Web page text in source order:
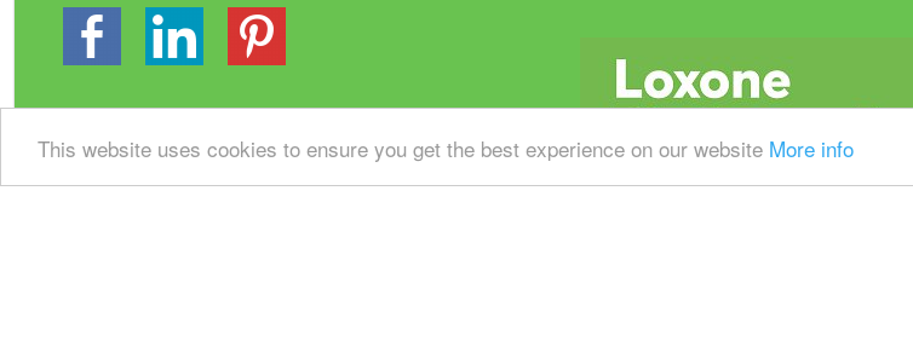
This website uses cookies to ensure you get the best experience on our website More info